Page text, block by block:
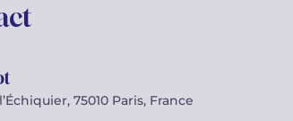
75010 Paris, France